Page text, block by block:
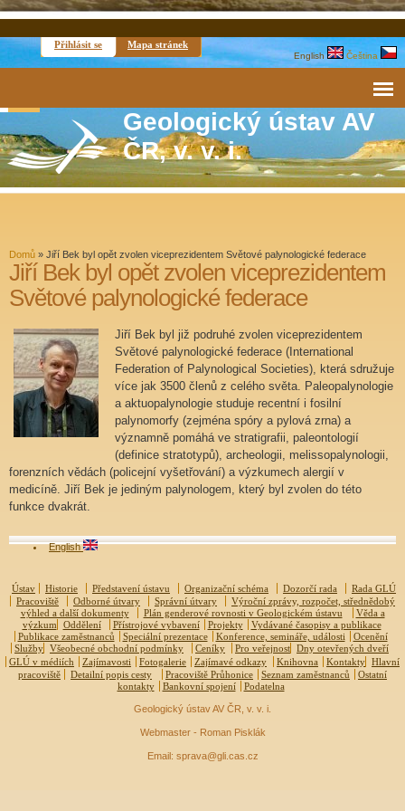
Přihlásit se Mapa stránek
English Čeština
Geologický ústav AV
ČR, v. v. i.
Domů » Jiří Bek byl opět zvolen viceprezidentem Světové palynologické federace
Jiří Bek byl opět zvolen viceprezidentem
Světové palynologické federace
Jiří Bek byl již podruhé zvolen viceprezidentem
Světové palynologické federace (International
Federation of Palynological Societies), která sdružuje
více jak 3500 členů z celého světa. Paleopalynologie
a aktuopalynologie studuje recentní i fosilní
palynomorfy (zejména spóry a pylová zrna) a
významně pomáhá ve stratigrafii, paleontologií
(definice stratotypů), archeologii, melissopalynologii,
forenzních vědách (policejní vyšetřování) a výzkumech alergií v
medicíně. Jiří Bek je jediným palynologem, který byl zvolen do této
funkce dvakrát.
English
Ústav Historie Představení ústavu Organizační schéma Dozorčí rada
Rada GLÚ
Pracoviště
Odborné útvary Správní útvary
Výroční zprávy, rozpočet, střednědobý
výhled a další dokumenty
Plán genderové rovnosti v Geologickém ústavu
Věda a
výzkum
Oddělení Přístrojové vybavení Projekty
Vydávané časopisy a publikace
Publikace zaměstnanců
Speciální prezentace Konference, semináře, události
Ocenění
Služby Všeobecné obchodní podmínky Ceníky Pro veřejnost Dny otevřených dveří
GLÚ v médiích
Zajímavosti Fotogalerie Zajímavé odkazy Knihovna Kontakty Hlavní
pracoviště
Detailní popis cesty Pracoviště Průhonice Seznam zaměstnanců
Ostatní
kontakty
Bankovní spojení Podatelna
Geologický ústav AV ČR, v. v. i.
Webmaster - Roman Pisklák
Email: sprava@gli.cas.cz